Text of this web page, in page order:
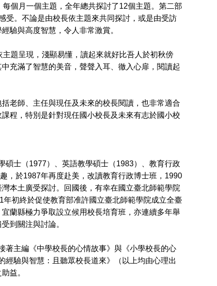
個月一個主題，全年總共探討了12個主題。第二部
受。不論是由校長依主題來共同探討，或是由受訪
驗與高度智慧，令人非常激賞。
呈現，淺顯易懂，讀起來就好比吾人於初秋傍
充滿了智慧的美音，聲聲入耳、徹入心扉，閱讀起
師、主任與現任及未來的校長閱讀，也非常適合
程，特別是針對現任國小校長及未來有志於國小校
碩士（1977）、英語教學碩士（1983）、教育行政
，於1987年再度赴美，改讀教育行政博士班，1990
本土廣受探討。回國後，有幸在國立臺北師範學院
初終於促使教育部准許國立臺北師範學院成立全臺
蘭縣極力爭取設立候用校長培育班，亦連續多年舉
到關注與討論。
主編《中學校長的心情故事》與《小學校長的心
驗與智慧：且聽眾校長道來》（以上均由心理出
益。